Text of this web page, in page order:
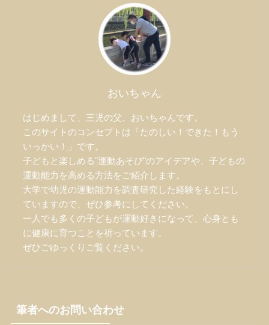
おいちゃん
はじめまして、三児の父、おいちゃんです。
このサイトのコンセプトは「たのしい！できた！もう
いっかい！」です。
子どもと楽しめる"運動あそび"のアイデアや、子どもの
運動能力を高める方法をご紹介します。
大学で幼児の運動能力を調査研究した経験をもとにし
ていますので、ぜひ参考にしてください。
一人でも多くの子どもが運動好きになって、心身とも
に健康に育つことを祈っています。
ぜひごゆっくりご覧ください。
筆者へのお問い合わせ